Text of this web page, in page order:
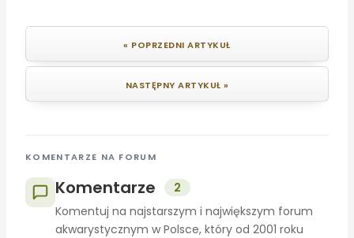
« POPRZEDNI ARTYKUŁ
NASTĘPNY ARTYKUŁ »
KOMENTARZE NA FORUM
Komentarze
2
Komentuj na najstarszym i największym forum
akwarystycznym w Polsce, który od 2001 roku